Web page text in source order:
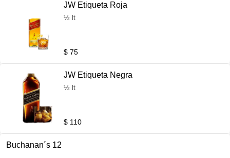
JW Etiqueta Roja
½ lt
$ 75
JW Etiqueta Negra
½ lt
$ 110
Buchanan´s 12